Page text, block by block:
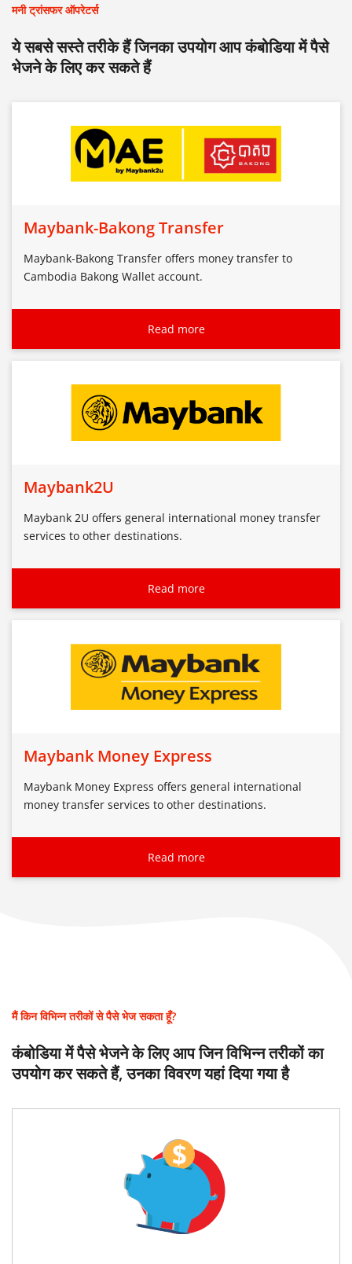
मनी ट्रांसफर ऑपरेटर्स
ये सबसे सस्ते तरीके हैं जिनका उपयोग आप कंबोडिया में पैसे
भेजने के लिए कर सकते हैं
Maybank-Bakong Transfer
Maybank-Bakong Transfer offers money transfer to
Cambodia Bakong Wallet account.
Read more
Maybank2U
Maybank 2U offers general international money transfer
services to other destinations.
Read more
Maybank Money Express
Maybank Money Express offers general international
money transfer services to other destinations.
Read more
मैं किन विभिन्न तरीकों से पैसे भेज सकता हूँ?
कंबोडिया में पैसे भेजने के लिए आप जिन विभिन्न तरीकों का
उपयोग कर सकते हैं, उनका विवरण यहां दिया गया है